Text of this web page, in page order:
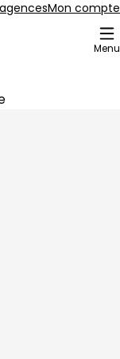
Mon compte
Menu